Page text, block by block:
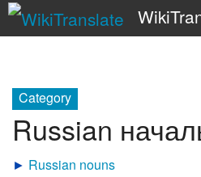
Category
Russian
► Russian nouns